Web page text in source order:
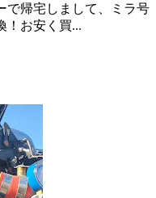
で帰宅しまして、ミラ号
！お安く買...